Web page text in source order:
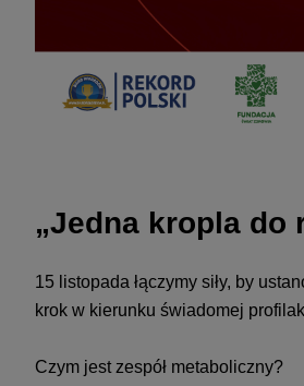
„Jedna kropla do
15 listopada łączymy siły, by
krok w kierunku świadomej
Czym jest zespół metaboliczny?